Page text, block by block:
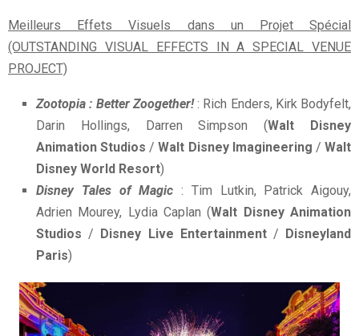
Meilleurs Effets Visuels dans un Projet Spécial
(OUTSTANDING VISUAL EFFECTS IN A SPECIAL VENUE
PROJECT)
Zootopia : Better Zoogether!: Rich Enders, Kirk Bodyfelt,
Darin Hollings, Darren Simpson (Walt Disney
Animation Studios /Walt Disney Imagineering /Walt
Disney World Resort)
Disney Tales of Magic : Tim Lutkin, Patrick Aigouy,
Adrien Mourey, Lydia Caplan (Walt Disney Animation
Studios / Disney Live Entertainment/
Disneyland
Paris)